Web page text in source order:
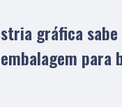
gráfica
para